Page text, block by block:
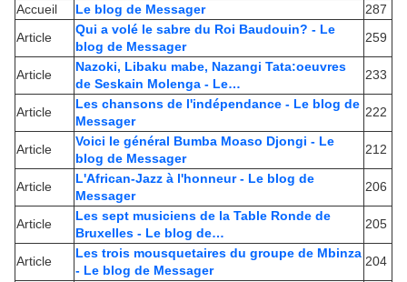
Accueil
Le blog de Messager
287
Article
Qui a volé le sabre du Roi Baudouin? - Le
blog de Messager
259
Article
Nazoki, Libaku mabe, Nazangi Tata:oeuvres
de Seskain Molenga - Le…
233
Article
Les chansons de l'indépendance - Le blog de
Messager
222
Article
Voici le général Bumba Moaso Djongi - Le
blog de Messager
212
Article
L'African-Jazz à l'honneur - Le blog de
Messager
206
Article
Les sept musiciens de la Table Ronde de
Bruxelles - Le blog de…
205
Article
Les trois mousquetaires du groupe de Mbinza
- Le blog de Messager
204